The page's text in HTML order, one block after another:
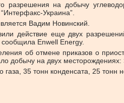
разрешения на добычу
“Интерфакс-Украина”.
Вадим Новинский.
действие еще двух
Enwell Energy.
об отмене приказов о
добычу на двух месторождениях:
35 тонн конденсата, 25 тонн